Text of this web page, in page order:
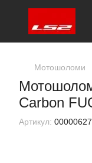
Мотошоломи
Carbon
Артикул: